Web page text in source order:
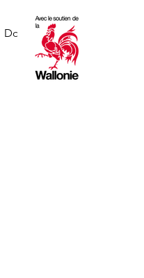
Documents